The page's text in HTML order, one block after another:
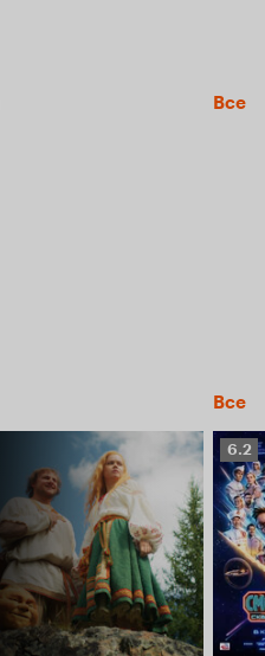
Все
Все
6.2
6.2